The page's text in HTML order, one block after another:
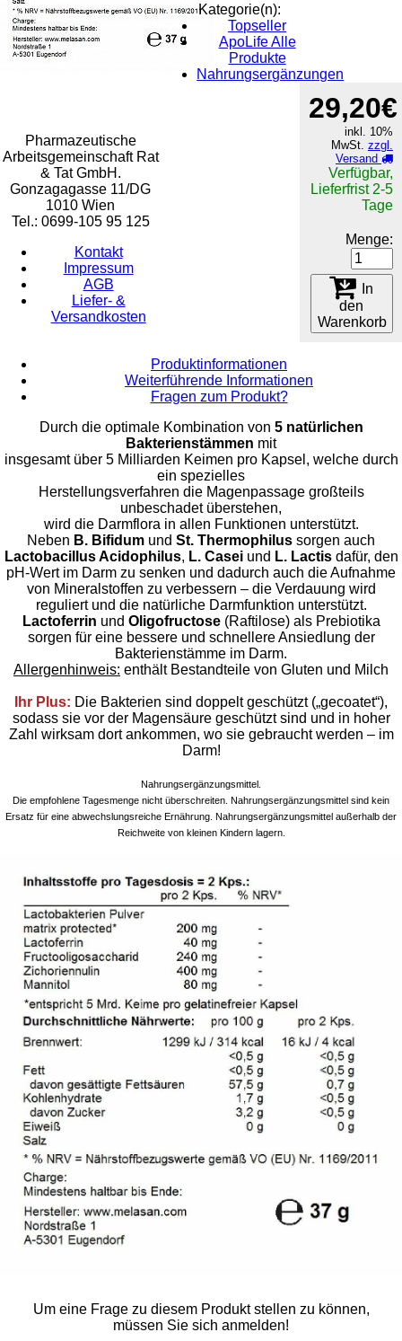
Kategorie(n):
Topseller
ApoLife Alle
Produkte
Nahrungsergänzungen
29,20€
inkl. 10%
MwSt. zzgl.
Versand
Verfügbar,
Lieferfrist 2-5
Tage
Menge:
In
den
Warenkorb
Produktinformationen
Weiterführende Informationen
Fragen zum Produkt?
Durch die optimale Kombination von 5 natürlichen
Bakterienstämmen mit
insgesamt über 5 Milliarden Keimen pro Kapsel, welche durch
ein spezielles
Herstellungsverfahren die Magenpassage großteils
unbeschadet überstehen,
wird die Darmflora in allen Funktionen unterstützt.
Neben B. Bifidum und St. Thermophilus sorgen auch
Lactobacillus Acidophilus, L. Caseiund L. Lactis dafür, den
pH-Wert im Darm zu senken und dadurch auch die Aufnahme
von Mineralstoffen zu verbessern – die Verdauung wird
reguliert und die natürliche Darmfunktion unterstützt.
Lactoferrin und Oligofructose(Raftilose) als Prebiotika
sorgen für eine bessere und schnellere Ansiedlung der
Bakterienstämme im Darm.
Allergenhinweis: enthält Bestandteile von Gluten und Milch
Ihr Plus: Die Bakterien sind doppelt geschützt („gecoatet“),
sodass sie vor der Magensäure geschützt sind und in hoher
Zahl wirksam dort ankommen, wo sie gebraucht werden – im
Darm!
Nahrungsergänzungsmittel.
Die empfohlene Tagesmenge nicht überschreiten. Nahrungsergänzungsmittel sind kein
Ersatz für eine abwechslungsreiche Ernährung. Nahrungsergänzungsmittel außerhalb der
Reichweite von kleinen Kindern lagern.
Um eine Frage zu diesem Produkt stellen zu können,
müssen Sie sich anmelden!
Pharmazeutische
Arbeitsgemeinschaft Rat
& Tat GmbH.
Gonzagagasse 11/DG
1010 Wien
Tel.: 0699-105 95 125
Kontakt
Impressum
AGB
Liefer- &
Versandkosten